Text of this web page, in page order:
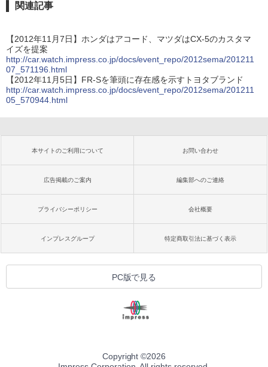
関連記事
【2012年11月7日】ホンダはアコード、マツダはCX-5のカスタマ
イズを提案
http://car.watch.impress.co.jp/docs/event_repo/2012sema/201211
07_571196.html
【2012年11月5日】FR-Sを筆頭に存在感を示すトヨタブランド
http://car.watch.impress.co.jp/docs/event_repo/2012sema/201211
05_570944.html
本サイトのご利用について お問い合わせ
広告掲載のご案内 編集部へのご連絡
プライバシーポリシー 会社概要
インプレスグループ 特定商取引法に基づく表示
PC版で見る
Copyright ©2026